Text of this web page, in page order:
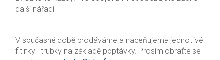
další nářadí.
V současné době prodáváme a naceňujeme jednotlivé
fitinky i trubky na základě poptávky. Prosím obraťte se